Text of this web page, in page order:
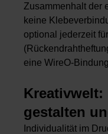
Zusammenhalt der
keine
optional jederzeit
eine WireO-Bindung
Kreativwelt:
gestalten
Individualität im